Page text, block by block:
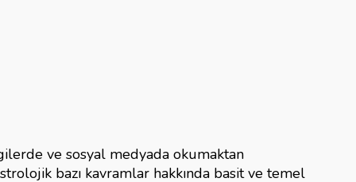
ve sosyal medyada okumaktan
bazı kavramlar hakkında basit ve temel